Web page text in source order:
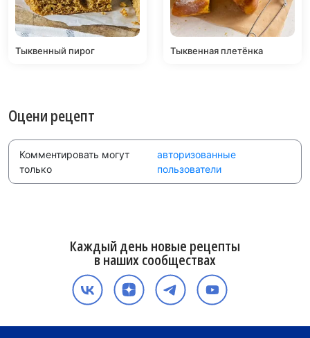
Тыквенный пирог Тыквенная плетёнка
Оцени рецепт
Комментировать могут
только
авторизованные
пользователи
Каждый день новые рецепты
в наших сообществах